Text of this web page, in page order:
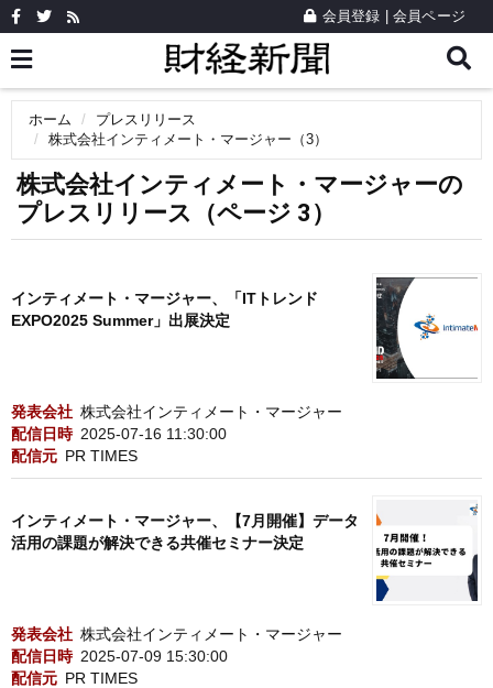
会員登録 会員ページ
ホーム
プレスリリース
株式会社インティメート・マージャー（3）
株式会社インティメート・マージャーの
プレスリリース（ページ 3）
インティメート・マージャー、「ITトレンド
EXPO2025 Summer」出展決定
発表会社 株式会社インティメート・マージャー
配信日時 2025-07-16 11:30:00
配信元 PR TIMES
インティメート・マージャー、【7月開催】データ
活用の課題が解決できる共催セミナー決定
発表会社 株式会社インティメート・マージャー
配信日時 2025-07-09 15:30:00
配信元 PR TIMES